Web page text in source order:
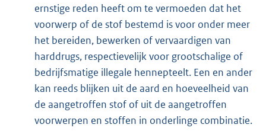
ernstige reden heeft om te vermoeden dat het
voorwerp of de stof bestemd is voor onder meer
het bereiden, bewerken of vervaardigen van
harddrugs, respectievelijk voor grootschalige of
bedrijfsmatige illegale hennepteelt. Een en ander
kan reeds blijken uit de aard en hoeveelheid van
de aangetroffen stof of uit de aangetroffen
voorwerpen en stoffen in onderlinge combinatie.